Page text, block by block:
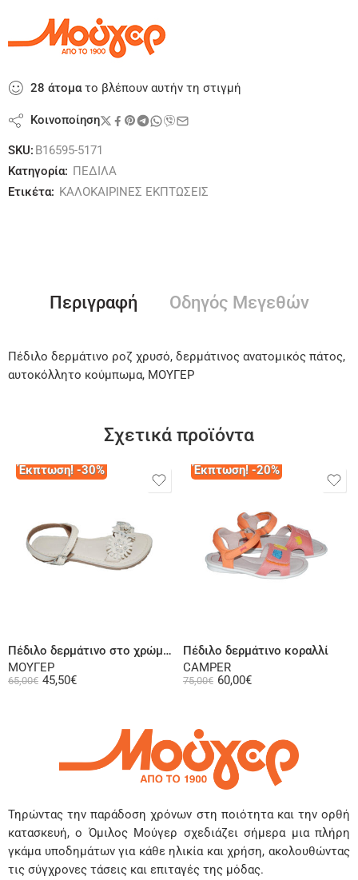
28 άτοματο βλέπουν αυτήν τη στιγμή
Κοινοποίηση
SKU: B16595-5171
Κατηγορία: ΠΕΔΙΛΑ
Ετικέτα: ΚΑΛΟΚΑΙΡΙΝΕΣ ΕΚΠΤΩΣΕΙΣ
Περιγραφή Οδηγός Μεγεθών
Πέδιλο δερμάτινο ροζ χρυσό, δερμάτινος ανατομικός πάτος,
αυτοκόλλητο κούμπωμα, ΜΟΥΓΕΡ
Σχετικά προϊόντα
Έκπτωση! -30%
Πέδιλο δερμάτινο στο χρώμα της άμμου
ΜΟΥΓΕΡ
65,00€ 45,50€
Έκπτωση! -20%
Πέδιλο δερμάτινο κοραλλί
CAMPER
75,00€ 60,00€
Τηρώντας την παράδοση χρόνων στη ποιότητα και την ορθή
κατασκευή, ο Όμιλος Μούγερ σχεδιάζει σήμερα μια πλήρη
γκάμα υποδημάτων για κάθε ηλικία και χρήση, ακολουθώντας
τις σύγχρονες τάσεις και επιταγές της μόδας.